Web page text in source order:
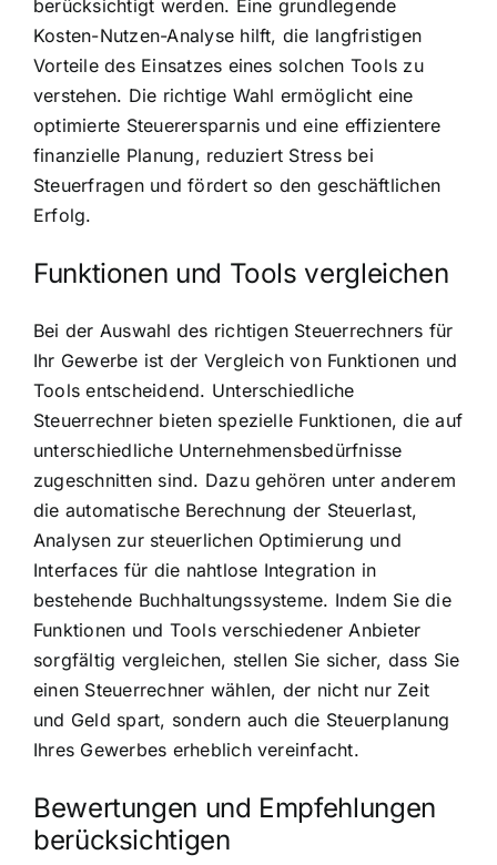
berücksichtigt werden. Eine grundlegende
Kosten-Nutzen-Analyse hilft, die langfristigen
Vorteile des Einsatzes eines solchen Tools zu
verstehen. Die richtige Wahl ermöglicht eine
optimierte Steuerersparnis und eine effizientere
finanzielle Planung, reduziert Stress bei
Steuerfragen und fördert so den geschäftlichen
Erfolg.
Funktionen und Tools vergleichen
Bei der Auswahl des richtigen Steuerrechners für
Ihr Gewerbe ist der Vergleich von Funktionen und
Tools entscheidend. Unterschiedliche
Steuerrechner bieten spezielle Funktionen, die auf
unterschiedliche Unternehmensbedürfnisse
zugeschnitten sind. Dazu gehören unter anderem
die automatische Berechnung der Steuerlast,
Analysen zur steuerlichen Optimierung und
Interfaces für die nahtlose Integration in
bestehende Buchhaltungssysteme. Indem Sie die
Funktionen und Tools verschiedener Anbieter
sorgfältig vergleichen, stellen Sie sicher, dass Sie
einen Steuerrechner wählen, der nicht nur Zeit
und Geld spart, sondern auch die Steuerplanung
Ihres Gewerbes erheblich vereinfacht.
Bewertungen und Empfehlungen
berücksichtigen